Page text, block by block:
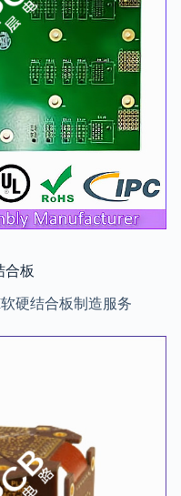
合板
硬结合板制造服务